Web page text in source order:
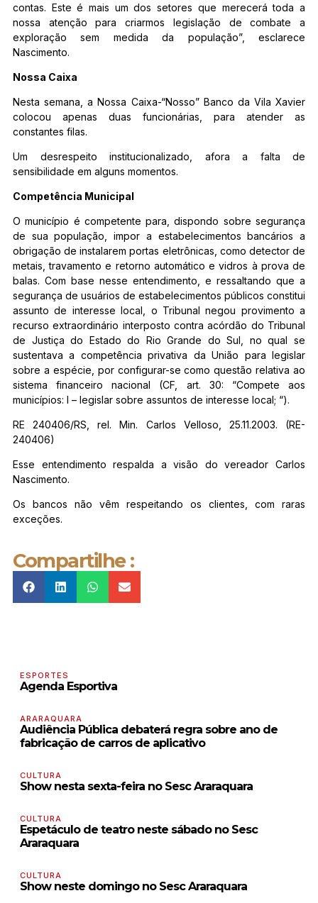
contas. Este é mais um dos setores que merecerá toda a
nossa atenção para criarmos legislação de combate a
exploração sem medida da população”, esclarece
Nascimento.
Nossa Caixa
Nesta semana, a Nossa Caixa-“Nosso” Banco da Vila Xavier
colocou apenas duas funcionárias, para atender as
constantes filas.
Um desrespeito institucionalizado, afora a falta de
sensibilidade em alguns momentos.
Competência Municipal
O município é competente para, dispondo sobre segurança
de sua população, impor a estabelecimentos bancários a
obrigação de instalarem portas eletrônicas, como detector de
metais, travamento e retorno automático e vidros à prova de
balas. Com base nesse entendimento, e ressaltando que a
segurança de usuários de estabelecimentos públicos constitui
assunto de interesse local, o Tribunal negou provimento a
recurso extraordinário interposto contra acórdão do Tribunal
de Justiça do Estado do Rio Grande do Sul, no qual se
sustentava a competência privativa da União para legislar
sobre a espécie, por configurar-se como questão relativa ao
sistema financeiro nacional (CF, art. 30: “Compete aos
municípios: I – legislar sobre assuntos de interesse local; “).
RE 240406/RS, rel. Min. Carlos Velloso, 25.11.2003. (RE-
240406)
Esse entendimento respalda a visão do vereador Carlos
Nascimento.
Os bancos não vêm respeitando os clientes, com raras
exceções.
Compartilhe :
ESPORTES
Agenda Esportiva
ARARAQUARA
Audiência Pública debaterá regra sobre ano de
fabricação de carros de aplicativo
CULTURA
Show nesta sexta-feira no Sesc Araraquara
CULTURA
Espetáculo de teatro neste sábado no Sesc
Araraquara
CULTURA
Show neste domingo no Sesc Araraquara